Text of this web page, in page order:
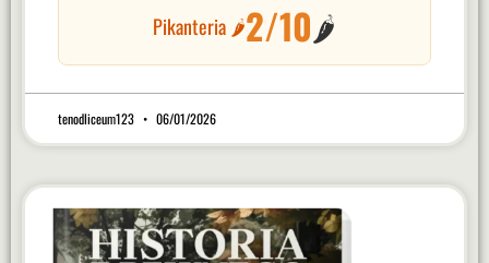
Pikanteria 🌶️2/10🌶️
tenodliceum123 06/01/2026